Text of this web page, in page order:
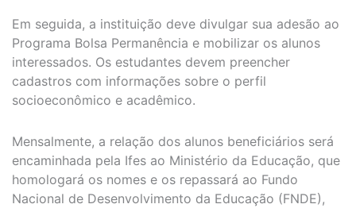
Em seguida, a instituição deve divulgar sua adesão ao
Programa Bolsa Permanência e mobilizar os alunos
interessados. Os estudantes devem preencher
cadastros com informações sobre o perfil
socioeconômico e acadêmico.
Mensalmente, a relação dos alunos beneficiários será
encaminhada pela Ifes ao Ministério da Educação, que
homologará os nomes e os repassará ao Fundo
Nacional de Desenvolvimento da Educação (FNDE),